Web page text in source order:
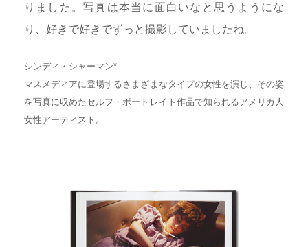
りました。写真は本当に面白いなと思うようにな
り、好きで好きでずっと撮影していましたね。
シンディ・シャーマン*
マスメディアに登場するさまざまなタイプの女性を演じ、その姿
を写真に収めたセルフ・ポートレイト作品で知られるアメリカ人
女性アーティスト。